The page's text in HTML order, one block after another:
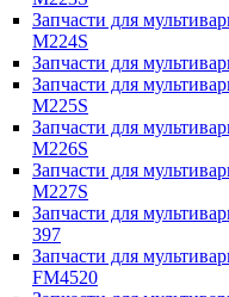
Запчасти для
M224S
Запчасти для
Запчасти для
M225S
Запчасти для
M226S
Запчасти для
M227S
Запчасти для
397
Запчасти для
FM4520